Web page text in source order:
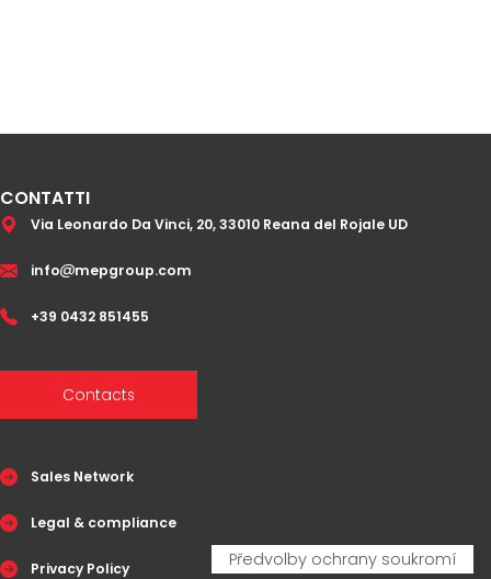
CONTATTI
Via Leonardo Da Vinci, 20, 33010 Reana del Rojale UD
info mepgroup.com
+39 0432 851455
Contacts
Sales Network
Legal & compliance
Privacy Policy